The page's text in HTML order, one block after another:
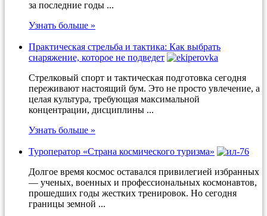
за последние годы ...
Узнать больше »
Практическая стрельба и тактика: Как выбрать
снаряжение, которое не подведет
Стрелковый спорт и тактическая подготовка сегодня
переживают настоящий бум. Это не просто увлечение, а
целая культура, требующая максимальной
концентрации, дисциплины ...
Узнать больше »
Туроператор «Страна космического туризма»
Долгое время космос оставался привилегией избранных
— ученых, военных и профессиональных космонавтов,
прошедших годы жестких тренировок. Но сегодня
границы земной ...